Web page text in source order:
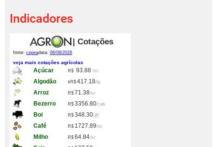
Indicadores